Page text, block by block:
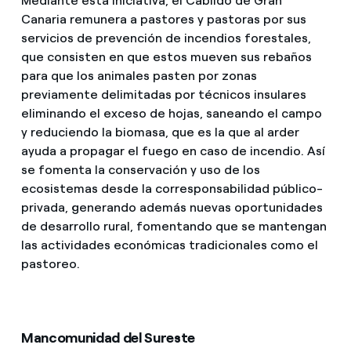
Canaria remunera a pastores y pastoras por sus
servicios de prevención de incendios forestales,
que consisten en que estos mueven sus rebaños
para que los animales pasten por zonas
previamente delimitadas por técnicos insulares
eliminando el exceso de hojas, saneando el campo
y reduciendo la biomasa, que es la que al arder
ayuda a propagar el fuego en caso de incendio. Así
se fomenta la conservación y uso de los
ecosistemas desde la corresponsabilidad público-
privada, generando además nuevas oportunidades
de desarrollo rural, fomentando que se mantengan
las actividades económicas tradicionales como el
pastoreo.
Mancomunidad del Sureste